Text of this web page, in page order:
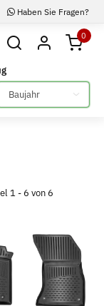
Haben Sie Fragen?
0
auswählen
1 - 6 von 6